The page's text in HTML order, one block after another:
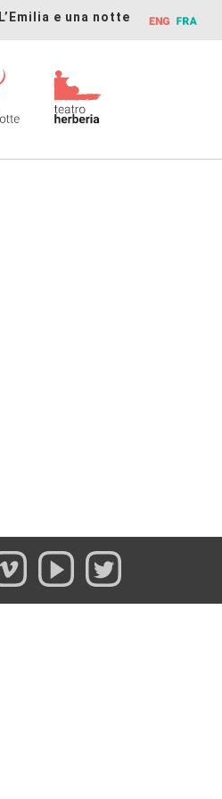
L’Emilia e una notte